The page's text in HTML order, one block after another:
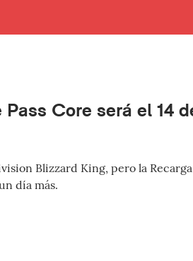
Core será el 14
Blizzard King, pero la
día más.